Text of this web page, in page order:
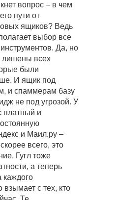
вопрос – в чем
пути от
ящиков? Ведь
выбор все
Да, но
лишены всех
были
И ящик под
и спаммерам базу
не под угрозой. У
платный и
и Маил.ру –
всего, это
Гугл тоже
а теперь
каждого
взымает с тех, кто